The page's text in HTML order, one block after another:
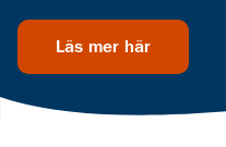
Läs mer här